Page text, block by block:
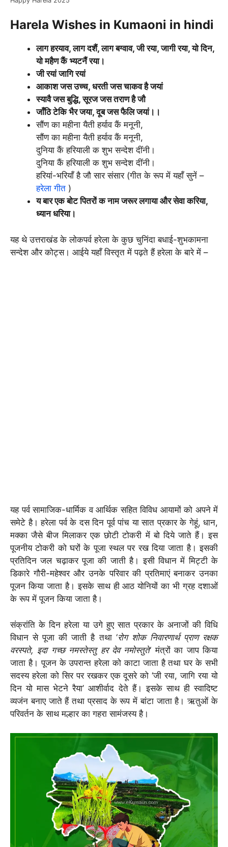
Harela Wishes in Kumaoni in hindi
लाग हरयाव, लाग दशैं, लाग बग्वाव, जी रया, जागी रया, यो दिन,
यो महैण कैं भ्यटनैं रया।
जी रयां जागि रयां
आकाश जस उच्च, धरती जस चाकव है जयां
स्यावै जस बुद्धि, सूरज जस तराण है जौ
जाँठि टेकि भैर जया, दूब जस फैलि जयां।।
सौंण का महीना यैती हर्याव कैं मनूनी,
सौंण का महीना यैती हर्याव कैं मनूनी,
दुनिया कैं हरियाली क शुभ सन्देश दींनी।
दुनिया कैं हरियाली क शुभ सन्देश दींनी।
हरियां-भरियाँ है जौ सार संसार (गीत के रूप में यहाँ सुनें –
हरेला गीत )
य बार एक बोट पितरों क नाम जरूर लगाया और सेवा करिया,
ध्यान धरिया।
यह थे उत्तराखंड के लोकपर्व हरेला के कुछ चुनिंदा बधाई-शुभकामना
सन्देश और कोट्स। आईये यहाँ विस्तृत में पढ़ते हैं हरेला के बारे में –
यह पर्व सामाजिक-धार्मिक व आर्थिक सहित विविध आयामों को अपने में
समेटे है। हरेला पर्व के दस दिन पूर्व पांच या सात प्रकार के गेहूं, धान,
मक्का जैसे बीज मिलाकर एक छोटी टोकरी में बो दिये जाते हैं। इस
पूजनीय टोकरी को घरों के पूजा स्थल पर रख दिया जाता है। इसकी
प्रतिदिन जल चढ़ाकर पूजा की जाती है। इसी विधान में मिट्टी के
डिकारे गौरी-महेश्वर और उनके परिवार की प्रतिमाएं बनाकर उनका
पूजन किया जाता है। इसके साथ ही आठ योनियों का भी ग्रह दशाओं
के रूप में पूजन किया जाता है।
संक्रांति के दिन हरेला या उगे हुए सात प्रकार के अनाजों की विधि
विधान से पूजा की जाती है तथा ‘रोग शोक निवारणार्थ प्राण रक्षक
वरस्पते, इदा गच्छ नमस्तेस्तु हर देव नमोस्तुते‘ मंत्रों का जाप किया
जाता है। पूजन के उपरान्त हरेला को काटा जाता है तथा घर के सभी
सदस्य हरेला को सिर पर रखकर एक दूसरे को ‘जी रया, जागि रया यो
दिन यो मास भेटने रैया’ आशीर्वाद देते हैं। इसके साथ ही स्वादिष्ट
व्यजंन बनाए जाते हैं तथा प्रसाद के रूप में बांटा जाता है। ऋतुओं के
परिवर्तन के साथ मल्हार का गहरा सामंजस्य है।